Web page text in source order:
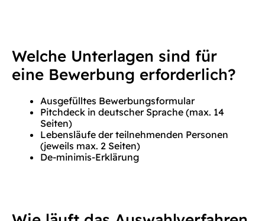
Welche Unterlagen sind für
eine Bewerbung erforderlich?
Ausgefülltes Bewerbungsformular
Pitchdeck in deutscher Sprache (max. 14
Seiten)
Lebensläufe der teilnehmenden Personen
(jeweils max. 2 Seiten)
De-minimis-Erklärung